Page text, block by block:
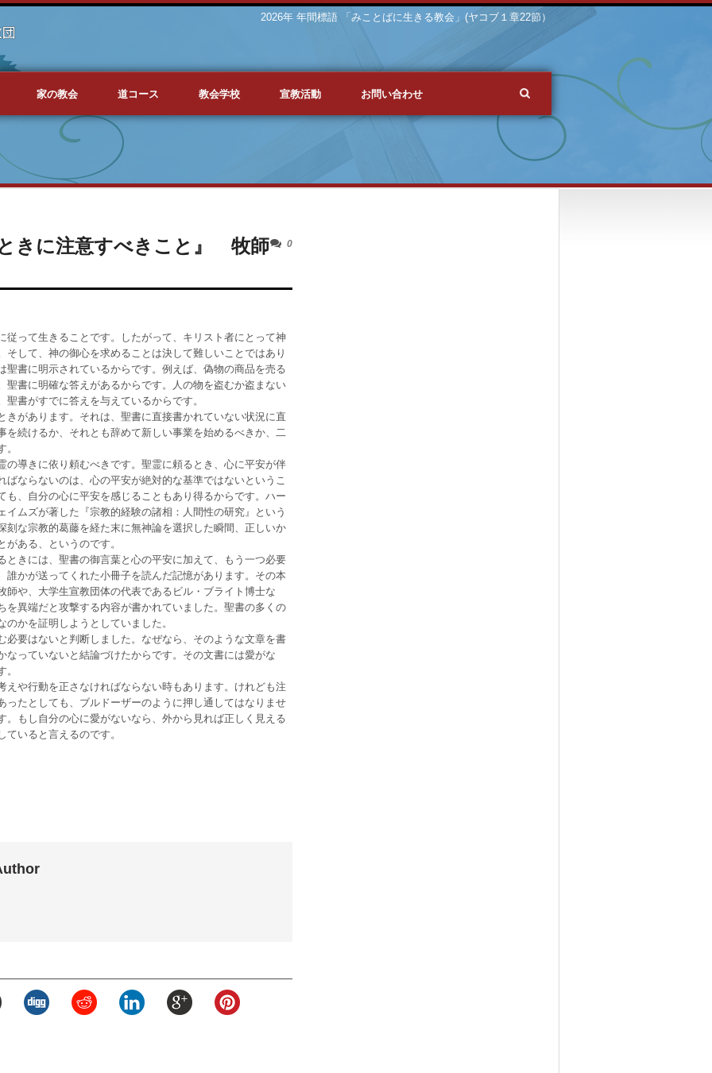
2026年 年間標語 「みことばに生きる教会」(ヤコブ１章22節）
家の教会 道コース 教会学校 宣教活動 お問い合わせ
0
ときに注意すべきこと』 牧師
って生きることです。したがって、キリスト者にとって神
して、神の御心を求めることは決して難しいことではあり
聖書に明示されているからです。例えば、偽物の商品を売る
聖書に明確な答えがあるからです。人の物を盗むか盗まない
書がすでに答えを与えているからです。
があります。それは、聖書に直接書かれていない状況に直
を続けるか、それとも辞めて新しい事業を始めるべきか、二
導きに依り頼むべきです。聖霊に頼るとき、心に平安が伴
ばならないのは、心の平安が絶対的な基準ではないというこ
も、自分の心に平安を感じることもあり得るからです。ハー
ムズが著した『宗教的経験の諸相：人間性の研究』という
刻な宗教的葛藤を経た末に無神論を選択した瞬間、正しいか
ある、というのです。
きには、聖書の御言葉と心の平安に加えて、もう一つ必要
誰かが送ってくれた小冊子を読んだ記憶があります。その本
師や、大学生宣教団体の代表であるビル・ブライト博士な
を異端だと攻撃する内容が書かれていました。聖書の多くの
かを証明しようとしていました。
要はないと判断しました。なぜなら、そのような文章を書
なっていないと結論づけたからです。その文書には愛がな
や行動を正さなければならない時もあります。けれども注
ったとしても、ブルドーザーのように押し通してはなりませ
。もし自分の心に愛がないなら、外から見れば正しく見える
いると言えるのです。